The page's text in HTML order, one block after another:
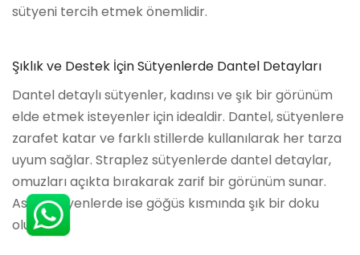
sütyeni tercih etmek önemlidir.
Şıklık ve Destek İçin Sütyenlerde Dantel Detayları
Dantel detaylı sütyenler, kadınsı ve şık bir görünüm
elde etmek isteyenler için idealdir. Dantel, sütyenlere
zarafet katar ve farklı stillerde kullanılarak her tarza
uyum sağlar. Straplez sütyenlerde dantel detaylar,
omuzları açıkta bırakarak zarif bir görünüm sunar.
Askılı sütyenlerde ise göğüs kısmında şık bir doku
oluşturur.